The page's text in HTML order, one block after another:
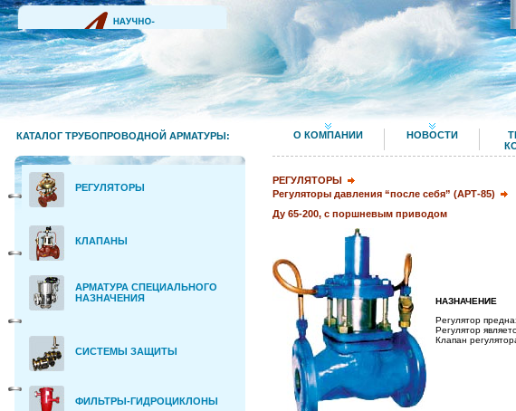
КАТАЛОГ ТРУБОПРОВОДНОЙ АРМАТУРЫ:
РЕГУЛЯТОРЫ
КЛАПАНЫ
АРМАТУРА СПЕЦИАЛЬНОГО
НАЗНАЧЕНИЯ
СИСТЕМЫ ЗАЩИТЫ
ФИЛЬТРЫ-ГИДРОЦИКЛОНЫ
О КОМПАНИИ НОВОСТИ
РЕГУЛЯТОРЫ
Регуляторы давления “после себя” (АРТ-85)
Ду 65-200, с поршневым приводом
НАЗНАЧЕНИЕ
Регулятор
Регулятор
Клапан